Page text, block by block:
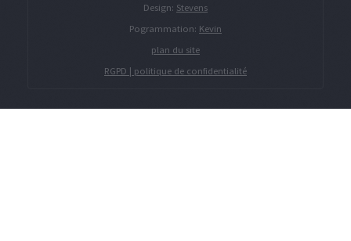
Design: Stevens
Pogrammation: Kevin
plan du site
RGPD | politique de confidentialité